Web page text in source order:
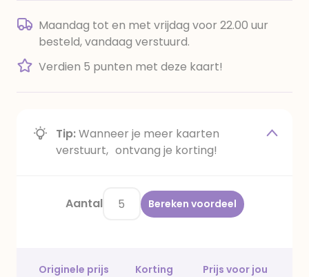
Maandag tot en met vrijdag voor 22.00 uur
besteld, vandaag verstuurd.
Verdien 5 punten met deze kaart!
Tip:Wanneer je meer kaarten
verstuurt, ontvang je korting!
Aantal Bereken voordeel
Originele prijs Korting
Prijs voor jou